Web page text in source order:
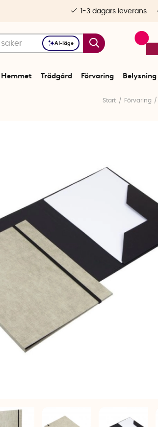
AI-läge
Hemmet Trädgård Förvaring Belysning
1-3 dagars leverans
Start Förvaring